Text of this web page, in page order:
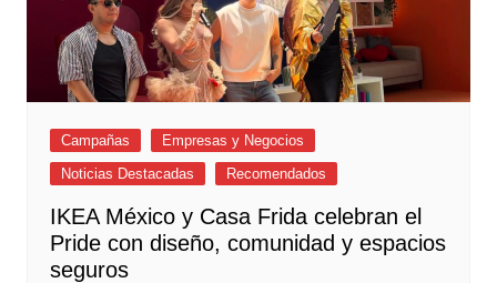
Campañas
Empresas y Negocios
Noticias Destacadas
Recomendados
IKEA México y Casa Frida celebran el
Pride con diseño, comunidad y espacios
seguros